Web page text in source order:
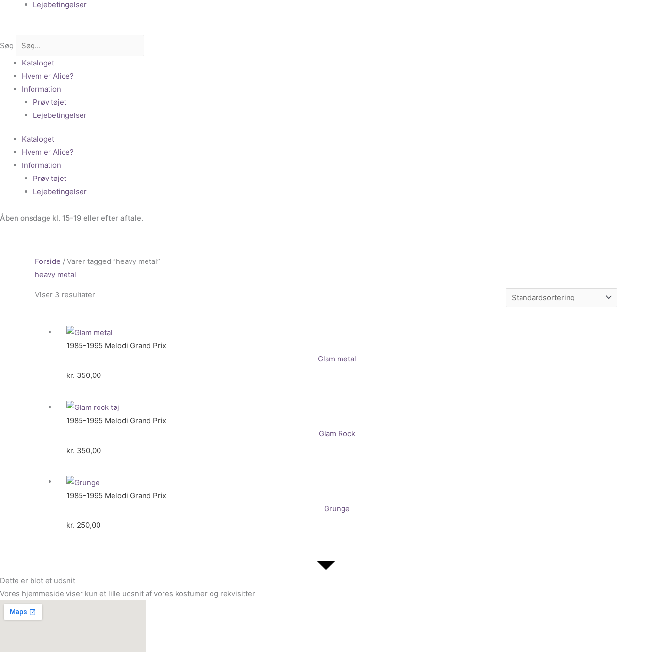
Lejebetingelser
Søg
Kataloget
Hvem er Alice?
Information
Prøv tøjet
Lejebetingelser
Kataloget
Hvem er Alice?
Information
Prøv tøjet
Lejebetingelser
Åben onsdage kl. 15-19 eller efter aftale.
Forside / Varer tagged “heavy metal”
heavy metal
Viser 3 resultater
1985-1995 Melodi Grand Prix
Glam metal
kr. 350,00
1985-1995 Melodi Grand Prix
Glam Rock
kr. 350,00
1985-1995 Melodi Grand Prix
Grunge
kr. 250,00
Dette er blot et udsnit
Vores hjemmeside viser kun et lille udsnit af vores kostumer og rekvisitter